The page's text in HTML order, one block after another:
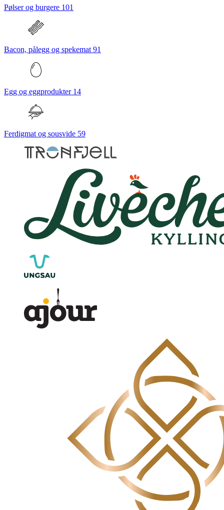
Pølser og burgere 101
Bacon, pålegg og spekemat 91
Egg og eggprodukter 14
Ferdigmat og sousvide 59